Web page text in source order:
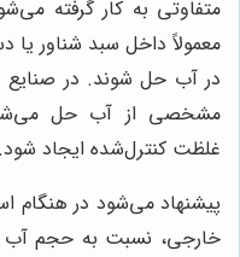
متفاوتی به کار گرفته
معمولاً داخل سبد شناور یا
در آب حل شوند. در صنایع
مشخصی از آب حل می‌شود
غلظت کنترل‌شده ایجاد شود.
پیشنهاد می‌شود در هنگام
خارجی، نسبت به حجم آب